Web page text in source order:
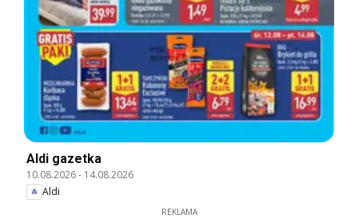
Aldi gazetka
10.08.2026- 14.08.2026
Aldi
REKLAMA